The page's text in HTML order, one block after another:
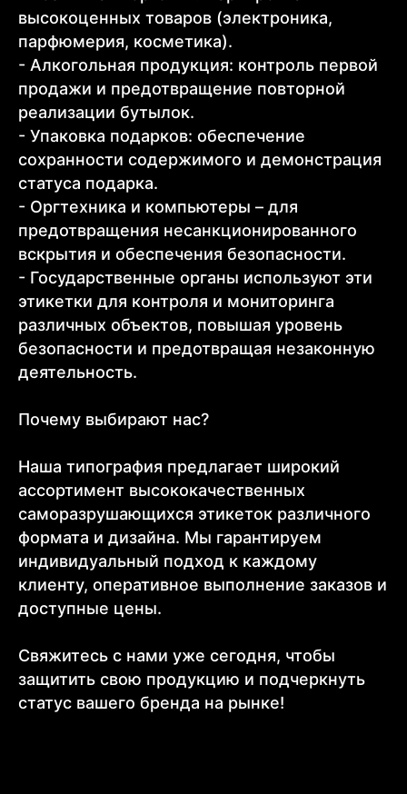
высокоценных товаров (электроника,
парфюмерия, косметика).
- Алкогольная продукция: контроль первой
продажи и предотвращение повторной
реализации бутылок.
- Упаковка подарков: обеспечение
сохранности содержимого и демонстрация
статуса подарка.
- Оргтехника и компьютеры – для
предотвращения несанкционированного
вскрытия и обеспечения безопасности.
- Государственные органы используют эти
этикетки для контроля и мониторинга
различных объектов, повышая уровень
безопасности и предотвращая незаконную
деятельность.
Почему выбирают нас?
Наша типография предлагает широкий
ассортимент высококачественных
саморазрушающихся этикеток различного
формата и дизайна. Мы гарантируем
индивидуальный подход к каждому
клиенту, оперативное выполнение заказов и
доступные цены.
Свяжитесь с нами уже сегодня, чтобы
защитить свою продукцию и подчеркнуть
статус вашего бренда на рынке!